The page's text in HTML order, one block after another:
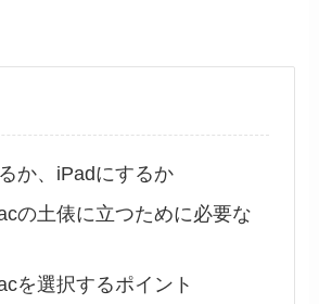
か、iPadにするか
の土俵に立つために必要な
を選択するポイント